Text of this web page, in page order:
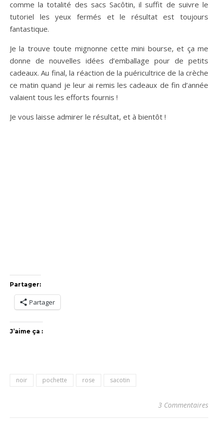
comme la totalité des sacs Sacôtin, il suffit de suivre le
tutoriel les yeux fermés et le résultat est toujours
fantastique.
Je la trouve toute mignonne cette mini bourse, et ça me
donne de nouvelles idées d’emballage pour de petits
cadeaux. Au final, la réaction de la puéricultrice de la crèche
ce matin quand je leur ai remis les cadeaux de fin d’année
valaient tous les efforts fournis !
Je vous laisse admirer le résultat, et à bientôt !
Partager:
Partager
J’aime ça :
noir pochette rose sacotin
3 Commentaires